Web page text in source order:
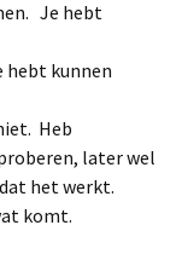
Je hebt
hebt kunnen
Heb
later wel
het werkt.
komt.